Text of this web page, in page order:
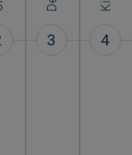
3 4